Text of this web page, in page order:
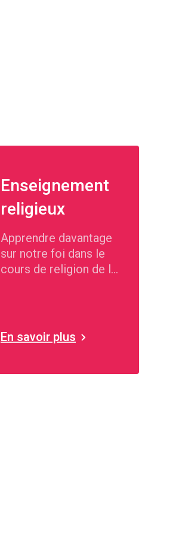
Enseignement
religieux
Apprendre davantage
sur notre foi dans le
cours de religion de la
En savoir plus